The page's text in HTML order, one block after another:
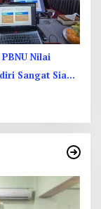
Nilai
Sangat Siap